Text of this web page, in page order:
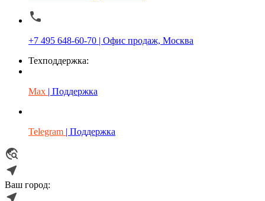
+7 495 648-60-70 | Офис продаж, Москва
Техподдержка:
Max | Поддержка
Telegram | Поддержка
Ваш город: